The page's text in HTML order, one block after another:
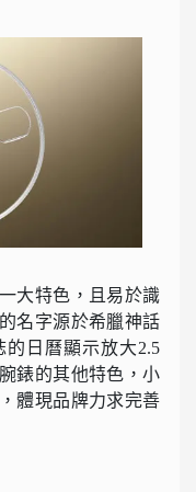
大特色，且易於識
名字源於希臘神話
日曆顯示放大2.5
錶的其他特色，小
體現品牌力求完善